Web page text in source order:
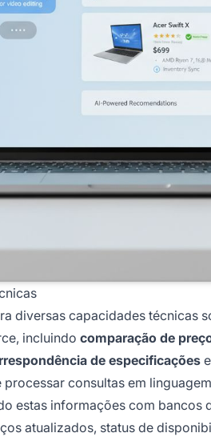
diversas capacidades técnicas
incluindo comparação de
de especificaçõese
processar consultas em
estas informações com bancos
atualizados, status de